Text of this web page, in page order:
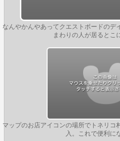
なんやかんやあってクエストボードのデ
まわりの人が居るとこ
マップのお店アイコンの場所でトネリコ
入。これで便利に